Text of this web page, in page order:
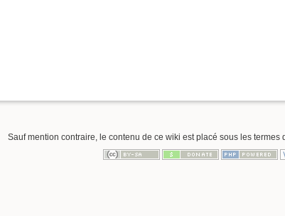
Sauf mention contraire, le contenu de ce wiki est placé sous les termes